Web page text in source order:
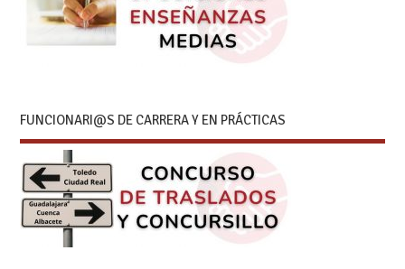
FUNCIONARI@S DE CARRERA Y EN PRÁCTICAS